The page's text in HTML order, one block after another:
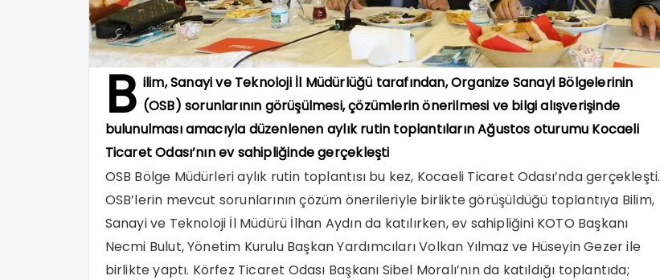
B ilim, Sanayi ve Teknoloji İl Müdürlüğü tarafından, Organize Sanayi Bölgelerinin
(OSB) sorunlarının görüşülmesi, çözümlerin önerilmesi ve bilgi alışverişinde
bulunulması amacıyla düzenlenen aylık rutin toplantıların Ağustos oturumu Kocaeli
Ticaret Odası’nın ev sahipliğinde gerçekleşti
OSB Bölge Müdürleri aylık rutin toplantısı bu kez, Kocaeli Ticaret Odası’nda gerçekleşti.
OSB’lerin mevcut sorunlarının çözüm önerileriyle birlikte görüşüldüğü toplantıya Bilim,
Sanayi ve Teknoloji İl Müdürü İlhan Aydın da katılırken, ev sahipliğini KOTO Başkanı
Necmi Bulut, Yönetim Kurulu Başkan Yardımcıları Volkan Yılmaz ve Hüseyin Gezer ile
birlikte yaptı. Körfez Ticaret Odası Başkanı Sibel Moralı’nın da katıldığı toplantıda;